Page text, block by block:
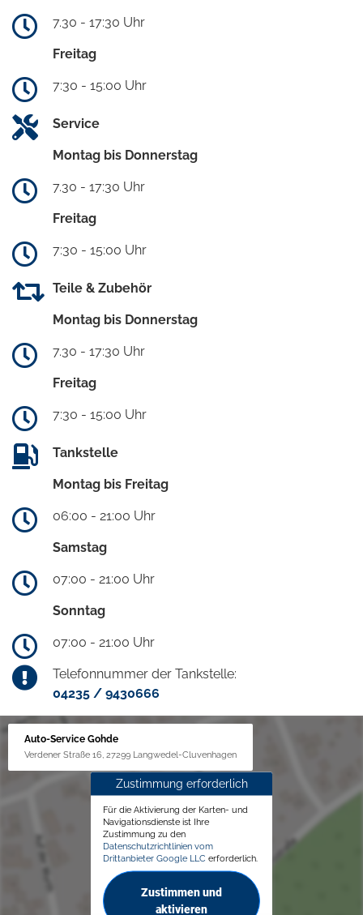
7.30 - 17:30 Uhr
Freitag
7:30 - 15:00 Uhr
Service
Montag bis Donnerstag
7.30 - 17:30 Uhr
Freitag
7:30 - 15:00 Uhr
Teile & Zubehör
Montag bis Donnerstag
7.30 - 17:30 Uhr
Freitag
7:30 - 15:00 Uhr
Tankstelle
Montag bis Freitag
06:00 - 21:00 Uhr
Samstag
07:00 - 21:00 Uhr
Sonntag
07:00 - 21:00 Uhr
Telefonnummer der Tankstelle:
04235 / 9430666
Auto-Service Gohde
Verdener Straße 16, 27299 Langwedel-Cluvenhagen
Zustimmung erforderlich
Für die Aktivierung der Karten- und
Navigationsdienste ist Ihre
Zustimmung zu den
Datenschutzrichtlinien vom
Drittanbieter Google LLC erforderlich.
Zustimmen und
aktivieren